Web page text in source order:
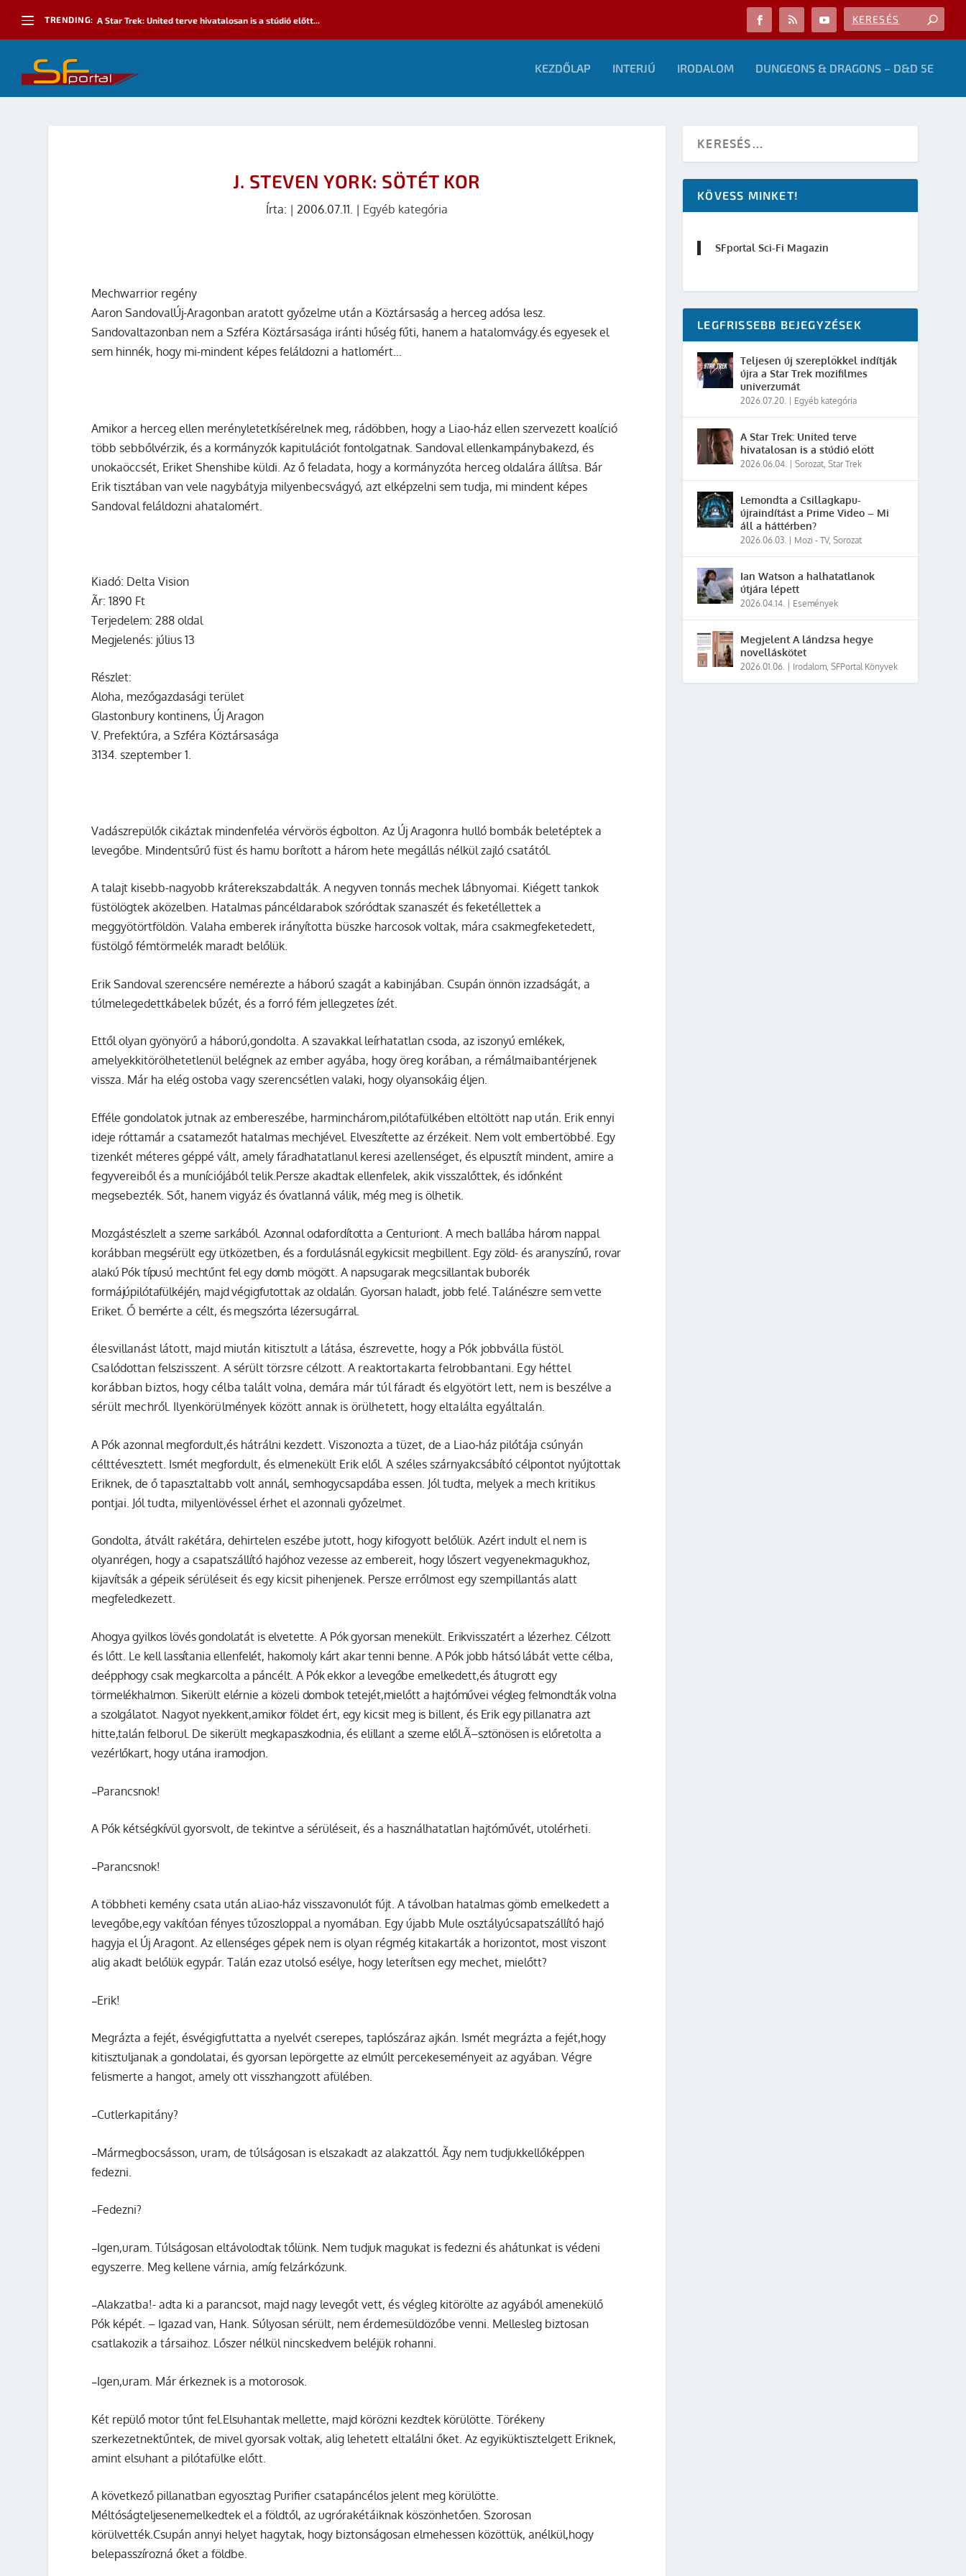
TRENDING: A Star Trek: United terve hivatalosan is a stúdió előtt...
KEZDŐLAP INTERJÚ IRODALOM DUNGEONS & DRAGONS – D&D 5E
J. STEVEN YORK: SÖTÉT KOR
Írta: |2006.07.11. | Egyéb kategória
Mechwarrior regény
Aaron SandovalÚj-Aragonban aratott győzelme után a Köztársaság a herceg adósa lesz.
Sandovaltazonban nem a Szféra Köztársasága iránti hűség fűti, hanem a hatalomvágy.és egyesek el
sem hinnék, hogy mi-mindent képes feláldozni a hatlomért…
Amikor a herceg ellen merényletetkísérelnek meg, rádöbben, hogy a Liao-ház ellen szervezett koalíció
több sebbőlvérzik, és a kormányzók kapitulációt fontolgatnak. Sandoval ellenkampánybakezd, és
unokaöccsét, Eriket Shenshibe küldi. Az ő feladata, hogy a kormányzóta herceg oldalára állítsa. Bár
Erik tisztában van vele nagybátyja milyenbecsvágyó, azt elképzelni sem tudja, mi mindent képes
Sandoval feláldozni ahatalomért.
Kiadó: Delta Vision
Ãr:1890 Ft
Terjedelem: 288 oldal
Megjelenés: július 13
Részlet:
Aloha, mezőgazdasági terület
Glastonbury kontinens, Új Aragon
V. Prefektúra, a Szféra Köztársasága
3134. szeptember 1.
Vadászrepülők cikáztak mindenfeléa vérvörös égbolton. Az Új Aragonra hulló bombák beletéptek a
levegőbe. Mindentsűrű füst és hamu borított a három hete megállás nélkül zajló csatától.
A talajt kisebb-nagyobb kráterekszabdalták. A negyven tonnás mechek lábnyomai. Kiégett tankok
füstölögtek aközelben. Hatalmas páncéldarabok szóródtak szanaszét és feketéllettek a
meggyötörtföldön. Valaha emberek irányította büszke harcosok voltak, mára csakmegfeketedett,
füstölgő fémtörmelék maradt belőlük.
Erik Sandoval szerencsére nemérezte a háború szagát a kabinjában. Csupán önnön izzadságát, a
túlmelegedettkábelek bűzét, és a forró fém jellegzetes ízét.
Ettől olyan gyönyörű a háború,gondolta. A szavakkal leírhatatlan csoda, az iszonyú emlékek,
amelyekkitörölhetetlenül belégnek az ember agyába, hogy öreg korában, a rémálmaibantérjenek
vissza. Már ha elég ostoba vagy szerencsétlen valaki, hogy olyansokáig éljen.
Efféle gondolatok jutnak az embereszébe, harminchárom,pilótafülkében eltöltött nap után. Erik ennyi
ideje róttamár a csatamezőt hatalmas mechjével. Elveszítette az érzékeit. Nem volt embertöbbé. Egy
tizenkét méteres géppé vált, amely fáradhatatlanul keresi azellenséget, és elpusztít mindent, amire a
fegyvereiből és a muníciójából telik.Persze akadtak ellenfelek, akik visszalőttek, és időnként
megsebezték. Sőt, hanem vigyáz és óvatlanná válik, még meg is ölhetik.
Mozgástészlelt a szeme sarkából. Azonnal odafordította a Centuriont . A mech ballába három nappal
korábban megsérült egy ütközetben, és a fordulásnál egykicsit megbillent. Egy zöld- és aranyszínű, rovar
alakú Pók típusú mechtűnt fel egy domb mögött. A napsugarak megcsillantak buborék
formájúpilótafülkéjén, majd végigfutottak az oldalán. Gyorsan haladt, jobb felé. Talánészre sem vette
Eriket. Ő bemérte a célt, és megszórta lézersugárral.
élesvillanást látott, majd miután kitisztult a látása, észrevette, hogy a Pók jobbválla füstöl.
Csalódottan felszisszent. A sérült törzsre célzott. A reaktortakarta felrobbantani. Egy héttel
korábban biztos, hogy célba talált volna, demára már túl fáradt és elgyötört lett, nem is beszélve a
sérült mechről. Ilyenkörülmények között annak is örülhetett, hogy eltalálta egyáltalán.
A Pók azonnal megfordult,és hátrálni kezdett. Viszonozta a tüzet, de a Liao-ház pilótája csúnyán
célttévesztett. Ismét megfordult, és elmenekült Erik elől. A széles szárnyakcsábító célpontot nyújtottak
Eriknek, de ő tapasztaltabb volt annál, semhogycsapdába essen. Jól tudta, melyek a mech kritikus
pontjai. Jól tudta, milyenlövéssel érhet el azonnali győzelmet.
Gondolta, átvált rakétára, dehirtelen eszébe jutott, hogy kifogyott belőlük. Azért indult el nem is
olyanrégen, hogy a csapatszállító hajóhoz vezesse az embereit, hogy lőszert vegyenekmagukhoz,
kijavítsák a gépeik sérüléseit és egy kicsit pihenjenek. Persze errőlmost egy szempillantás alatt
megfeledkezett.
Ahogya gyilkos lövés gondolatát is elvetette. A Pókgyorsan menekült. Erikvisszatért a lézerhez. Célzott
és lőtt. Le kell lassítania ellenfelét, hakomoly kárt akar tenni benne. A Pókjobb hátsó lábát vette célba,
deépphogy csak megkarcolta a páncélt. A Pókekkor a levegőbe emelkedett,és átugrott egy
törmelékhalmon. Sikerült elérnie a közeli dombok tetejét,mielőtt a hajtóművei végleg felmondták volna
a szolgálatot. Nagyot nyekkent,amikor földet ért, egy kicsit meg is billent, és Erik egy pillanatra azt
hitte,talán felborul. De sikerült megkapaszkodnia, és elillant a szeme elől.Ã–sztönösen is előretolta a
vezérlőkart, hogy utána iramodjon.
–Parancsnok!
A Pók kétségkívül gyorsvolt, de tekintve a sérüléseit, és a használhatatlan hajtóművét, utolérheti.
–Parancsnok!
A többheti kemény csata után aLiao-ház visszavonulót fújt. A távolban hatalmas gömb emelkedett a
levegőbe,egy vakítóan fényes tűzoszloppal a nyomában. Egy újabb Muleosztályúcsapatszállító hajó
hagyja el Új Aragont. Az ellenséges gépek nem is olyan régmég kitakarták a horizontot, most viszont
alig akadt belőlük egypár. Talán ezaz utolsó esélye, hogy leterítsen egy mechet, mielőtt?
–Erik!
Megrázta a fejét, ésvégigfuttatta a nyelvét cserepes, taplószáraz ajkán. Ismét megrázta a fejét,hogy
kitisztuljanak a gondolatai, és gyorsan lepörgette az elmúlt percekeseményeit az agyában. Végre
felismerte a hangot, amely ott visszhangzott afülében.
–Cutlerkapitány?
–Mármegbocsásson, uram, de túlságosan is elszakadt az alakzattól. Ãgy nem tudjukkellőképpen
fedezni.
–Fedezni?
–Igen,uram. Túlságosan eltávolodtak tőlünk. Nem tudjuk magukat is fedezni és ahátunkat is védeni
egyszerre. Meg kellene várnia, amíg felzárkózunk.
–Alakzatba!- adta ki a parancsot, majd nagy levegőt vett, és végleg kitörölte az agyából amenekülő
Pók képét. – Igazad van, Hank. Súlyosan sérült, nem érdemesüldözőbe venni. Mellesleg biztosan
csatlakozik a társaihoz. Lőszer nélkül nincskedvem beléjük rohanni.
–Igen,uram. Már érkeznek is a motorosok.
Két repülő motor tűnt fel.Elsuhantak mellette, majd körözni kezdtek körülötte. Törékeny
szerkezetnektűntek, de mivel gyorsak voltak, alig lehetett eltalálni őket. Az egyiküktisztelgett Eriknek,
amint elsuhant a pilótafülke előtt.
A következő pillanatban egyosztag Purifier csatapáncélos jelent meg körülötte.
Méltóságteljesenemelkedtek el a földtől, az ugrórakétáiknak köszönhetően. Szorosan
körülvették.Csupán annyi helyet hagytak, hogy biztonságosan elmehessen közöttük, anélkül,hogy
belepasszírozná őket a földbe.
KÖVESS MINKET!
SFportal Sci-Fi Magazin
LEGFRISSEBB BEJEGYZÉSEK
Teljesen új szereplőkkel indítják
újra a Star Trek mozifilmes
univerzumát
2026.07.20. Egyéb kategória
A Star Trek: United terve
hivatalosan is a stúdió előtt
2026.06.04. |Sorozat,Star Trek
Lemondta a Csillagkapu-
újraindítást a Prime Video – Mi
áll a háttérben?
2026.06.03. Mozi - TV,Sorozat
Ian Watson a halhatatlanok
útjára lépett
2026.04.14. Események
Megjelent A lándzsa hegye
novelláskötet
2026.01.06. Irodalom,SFPortal Könyvek